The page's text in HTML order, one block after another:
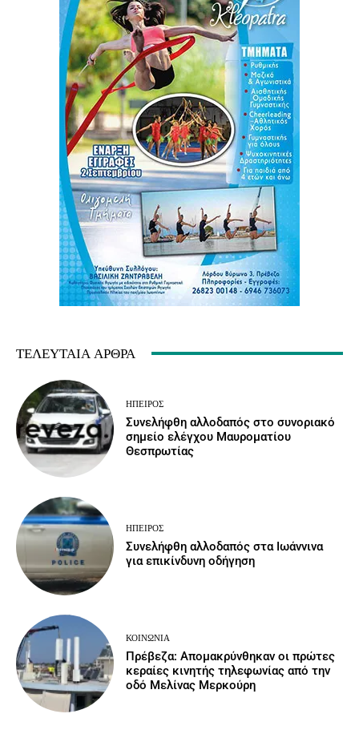
ΤΕΛΕΥΤΑΊΑ ΆΡΘΡΑ
ΉΠΕΙΡΟΣ
Συνελήφθη αλλοδαπός στο συνοριακό
σημείο ελέγχου Μαυροματίου
Θεσπρωτίας
ΉΠΕΙΡΟΣ
Συνελήφθη αλλοδαπός στα Ιωάννινα
για επικίνδυνη οδήγηση
ΚΟΙΝΩΝΙΑ
Πρέβεζα: Απομακρύνθηκαν οι πρώτες
κεραίες κινητής τηλεφωνίας από την
οδό Μελίνας Μερκούρη